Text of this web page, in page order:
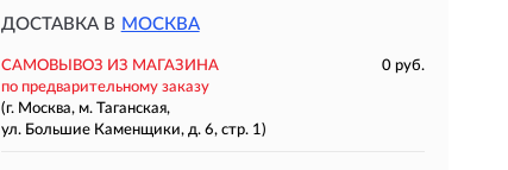
ДОСТАВКА В МОСКВА
САМОВЫВОЗ ИЗ МАГАЗИНА
0 руб.
по предварительному заказу
(г. Москва, м. Таганская,
ул. Большие Каменщики, д. 6, стр. 1)